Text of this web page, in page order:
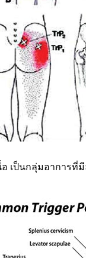
เป็นกลุ่มอาการที่